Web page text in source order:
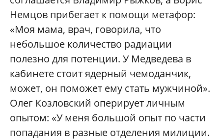
Немцов прибегает к помощи метафор:
«Моя мама, врач, говорила, что
небольшое количество радиации
полезно для потенции. У Медведева в
кабинете стоит ядерный чемоданчик,
может, он поможет ему стать мужчиной».
Олег Козловский оперирует личным
опытом: «У меня большой опыт по части
попадания в разные отделения милиции.